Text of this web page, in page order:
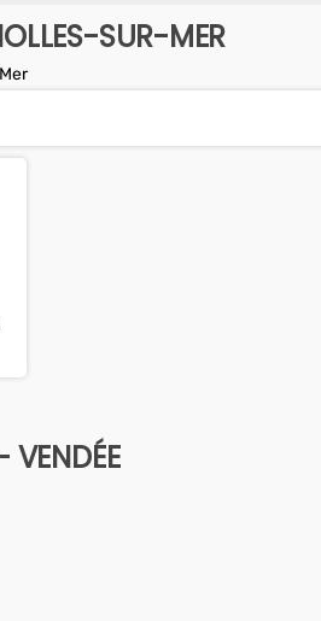
SUR-MER
VENDÉE